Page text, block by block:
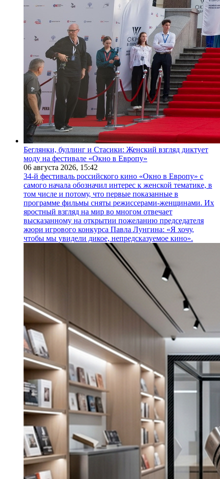
Беглянки, буллинг и Стасики: Женский взгляд диктует
моду на фестивале «Окно в Европу»
06 августа 2026, 15:42
34-й фестиваль российского кино «Окно в Европу» с
самого начала обозначил интерес к женской тематике, в
том числе и потому, что первые показанные в
программе фильмы сняты режиссерами-женщинами. Их
яростный взгляд на мир во многом отвечает
высказанному на открытии пожеланию председателя
жюри игрового конкурса Павла Лунгина: «Я хочу,
чтобы мы увидели дикое, непредсказуемое кино».